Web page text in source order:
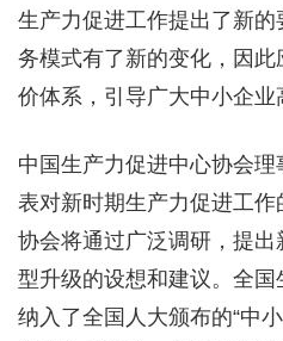
生产力促进工作提出了新
务模式有了新的变化，因
价体系，引导广大中小企业
中国生产力促进中心协会
表对新时期生产力促进工作
协会将通过广泛调研，提
型升级的设想和建议。全
纳入了全国人大颁布的“中